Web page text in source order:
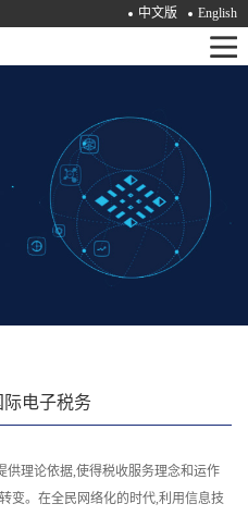
中文版 English
电子税务
供理论依据,使得税收服务理念和运作
变。在全民网络化的时代,利用信息技